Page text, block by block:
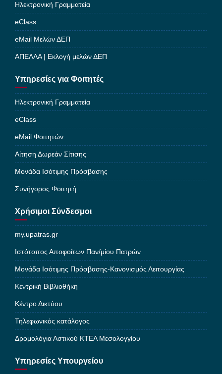
Ηλεκτρονική Γραμματεία
eClass
eMail Μελών ΔΕΠ
ΑΠΕΛΛΑ | Εκλογή μελών ΔΕΠ
Υπηρεσίες για Φοιτητές
Ηλεκτρονική Γραμματεία
eClass
eMail Φοιτητών
Αίτηση Δωρεάν Σίτισης
Μονάδα Ισότιμης Πρόσβασης
Συνήγορος Φοιτητή
Χρήσιμοι Σύνδεσμοι
my.upatras.gr
Ιστότοπος Αποφοίτων Παν/μίου Πατρών
Μονάδα Ισότιμης Πρόσβασης-Κανονισμός Λειτουργίας
Κεντρική Βιβλιοθήκη
Κέντρο Δικτύου
Τηλεφωνικός κατάλογος
Δρομολόγια Αστικού ΚΤΕΛ Μεσολογγίου
Υπηρεσίες Υπουργείου